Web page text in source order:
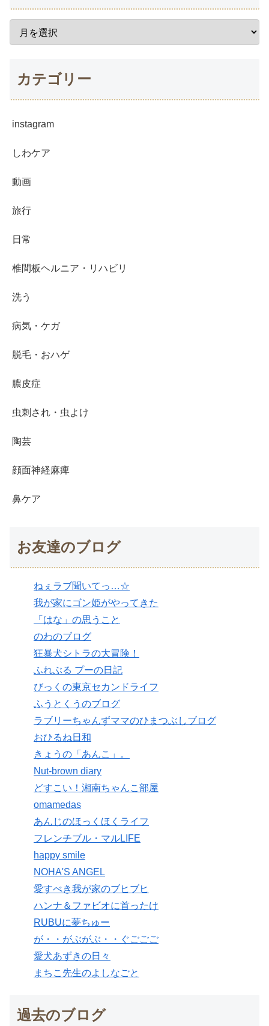
カテゴリー
instagram
しわケア
動画
旅行
日常
椎間板ヘルニア・リハビリ
洗う
病気・ケガ
脱毛・おハゲ
膿皮症
虫刺され・虫よけ
陶芸
顔面神経麻痺
鼻ケア
お友達のブログ
ねぇラブ聞いてっ…☆
我が家にゴン姫がやってきた
「はな」の思うこと
のわのブログ
狂暴犬シトラの大冒険！
ふれぶる プーの日記
びっくの東京セカンドライフ
ふうとくうのブログ
ラブリーちゃんずママのひまつぶしブログ
おひるね日和
きょうの「あんこ」。
Nut-brown diary
どすこい！湘南ちゃんこ部屋
omamedas
あんじのほっくほくライフ
フレンチブル・マルLIFE
happy smile
NOHA'S ANGEL
愛すべき我が家のブヒブヒ
ハンナ＆ファビオに首ったけ
RUBUに夢ちゅー
が・・がぶがぶ・・ぐごごご
愛犬あずきの日々
まちこ先生のよしなごと
過去のブログ